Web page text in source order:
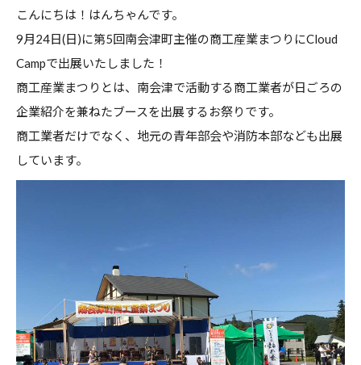
こんにちは！はんちゃんです。
9月24日(日)に第5回南会津町主催の商工産業まつりにCloud
Campで出展いたしました！
商工産業まつりとは、南会津で活動する商工業者が日ごろの
企業紹介を兼ねたブースを出展するお祭りです。
商工業者だけでなく、地元の青年部会や消防本部なども出展
しています。